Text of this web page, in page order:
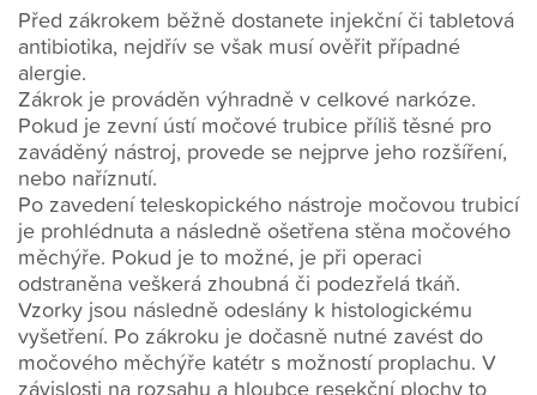
Před zákrokem běžně dostanete injekční či tabletová
antibiotika, nejdřív se však musí ověřit případné
alergie.
Zákrok je prováděn výhradně v celkové narkóze.
Pokud je zevní ústí močové trubice příliš těsné pro
zaváděný nástroj, provede se nejprve jeho rozšíření,
nebo naříznutí.
Po zavedení teleskopického nástroje močovou trubicí
je prohlédnuta a následně ošetřena stěna močového
měchýře. Pokud je to možné, je při operaci
odstraněna veškerá zhoubná či podezřelá tkáň.
Vzorky jsou následně odeslány k histologickému
vyšetření. Po zákroku je dočasně nutné zavést do
močového měchýře katétr s možností proplachu. V
závislosti na rozsahu a hloubce resekční plochy to